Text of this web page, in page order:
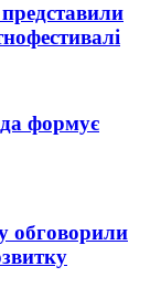
представили
формує
обговорили